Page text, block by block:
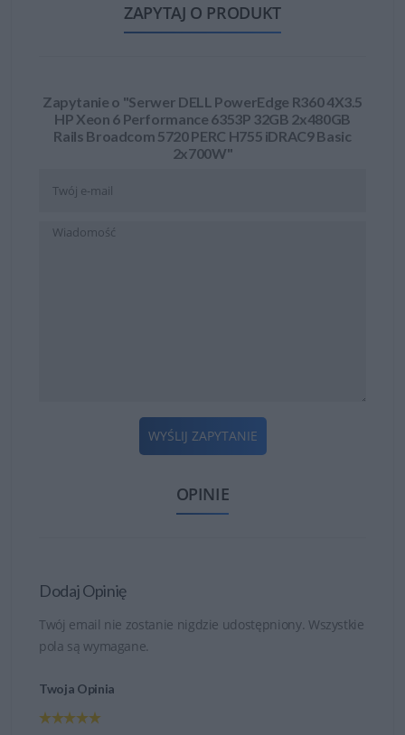
ZAPYTAJ O PRODUKT
Zapytanie o "Serwer DELL PowerEdge R360 4X3.5
HP Xeon 6 Performance 6353P 32GB 2x480GB
Rails Broadcom 5720 PERC H755 iDRAC9 Basic
2x700W"
WYŚLIJ ZAPYTANIE
OPINIE
Dodaj Opinię
Twój email nie zostanie nigdzie udostępniony. Wszystkie
pola są wymagane.
Twoja Opinia